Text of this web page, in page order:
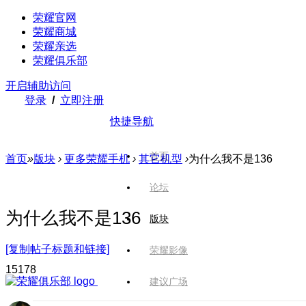
荣耀官网
荣耀商城
荣耀亲选
荣耀俱乐部
开启辅助访问
登录 / 立即注册
快捷导航
首页
论坛
版块
荣耀影像
建议广场
首页»版块 › 更多荣耀手机 › 其它机型 ›为什么我不是136
为什么我不是136
[复制帖子标题和链接]
15178